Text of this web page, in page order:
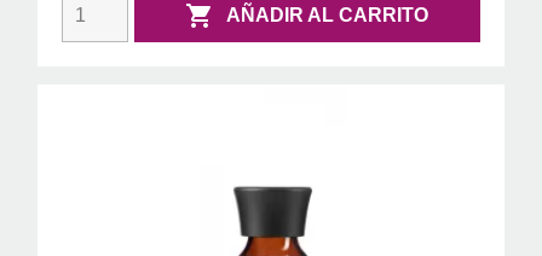
 AÑADIR AL CARRITO